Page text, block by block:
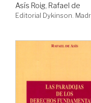
Asís Roig, Rafael de
Editorial Dykinson.